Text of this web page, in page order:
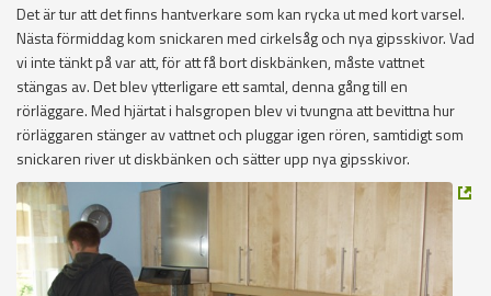
Det är tur att det finns hantverkare som kan rycka ut med kort varsel.
Nästa förmiddag kom snickaren med cirkelsåg och nya gipsskivor. Vad
vi inte tänkt på var att, för att få bort diskbänken, måste vattnet
stängas av. Det blev ytterligare ett samtal, denna gång till en
rörläggare. Med hjärtat i halsgropen blev vi tvungna att bevittna hur
rörläggaren stänger av vattnet och pluggar igen rören, samtidigt som
snickaren river ut diskbänken och sätter upp nya gipsskivor.